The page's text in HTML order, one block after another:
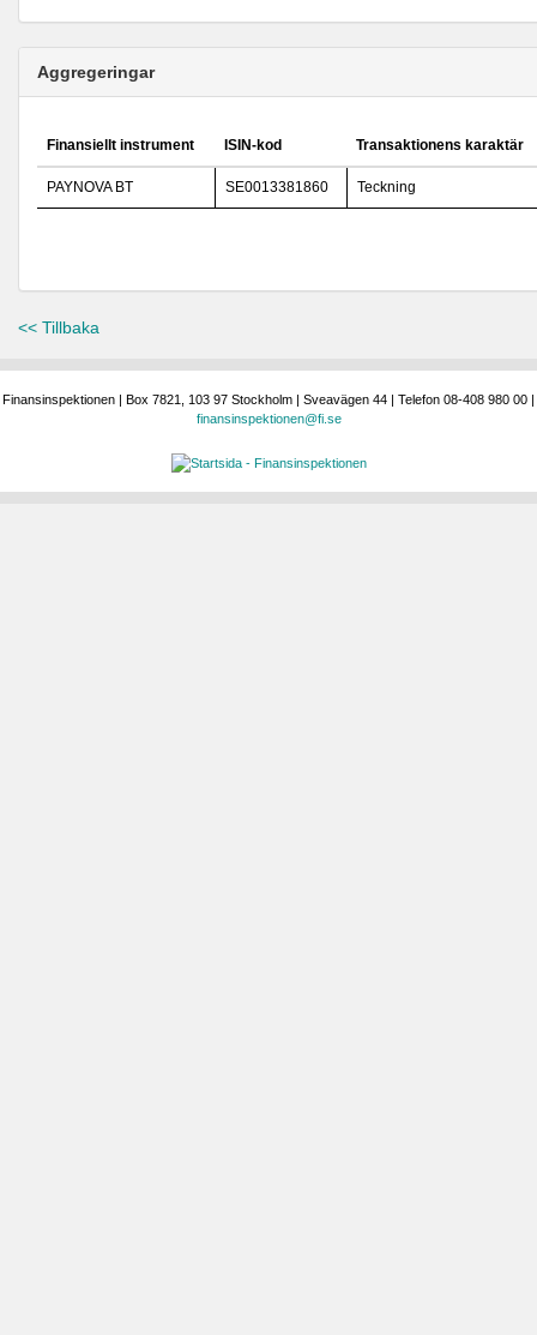
Aggregeringar
Finansiellt instrument ISIN-kod Transaktionens karaktär
PAYNOVA BT SE0013381860 Teckning
<< Tillbaka
Finansinspektionen | Box 7821, 103 97 Stockholm | Sveavägen 44 | Telefon 08-408 980 00 |
finansinspektionen@fi.se